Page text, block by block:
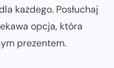
każdego. Posłuchaj
opcja, która
prezentem.